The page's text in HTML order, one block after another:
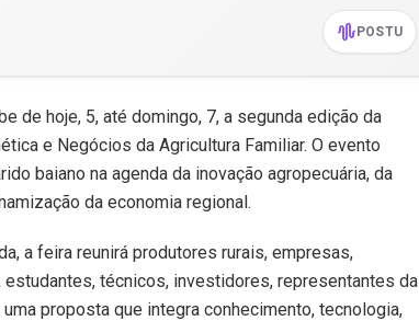
POSTU
de hoje, 5, até domingo, 7, a segunda edição da
e Negócios da Agricultura Familiar. O evento
baiano na agenda da inovação agropecuária, da
da economia regional.
a feira reunirá produtores rurais, empresas,
técnicos, investidores, representantes da
proposta que integra conhecimento, tecnologia,